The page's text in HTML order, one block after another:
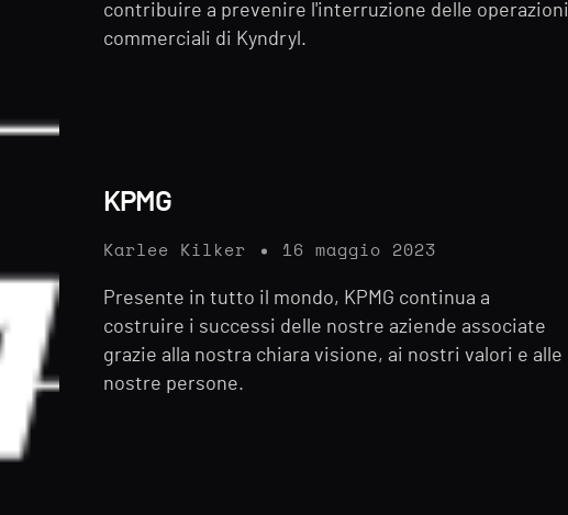
contribuire a prevenire l'interruzione delle operazioni
commerciali di Kyndryl.
KPMG
Karlee Kilker 16 maggio 2023
Presente in tutto il mondo, KPMG continua a
costruire i successi delle nostre aziende associate
grazie alla nostra chiara visione, ai nostri valori e alle
nostre persone.